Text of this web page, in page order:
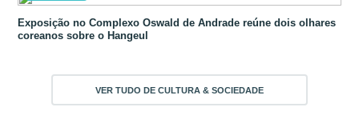
Exposição no Complexo Oswald de Andrade reúne dois olhares
coreanos sobre o Hangeul
VER TUDO DE CULTURA & SOCIEDADE